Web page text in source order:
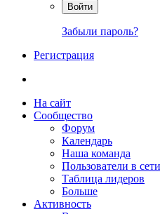
Войти
Забыли пароль?
Регистрация
На сайт
Сообщество
Форум
Календарь
Наша команда
Пользователи в сети
Таблица лидеров
Больше
Активность